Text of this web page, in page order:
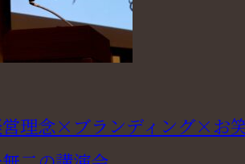
理念×ブランディング×お